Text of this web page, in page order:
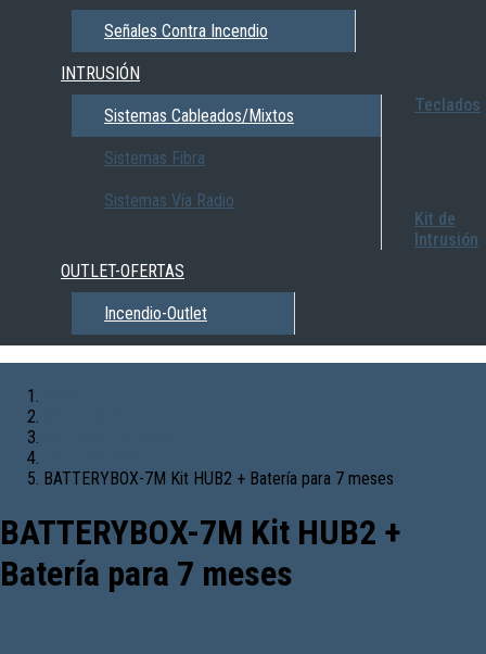
Señales Contra Incendio
INTRUSIÓN
Sistemas Cableados/Mixtos
Sistemas Fibra
Sistemas Vía Radio
Teclados
Kit de
Intrusión
OUTLET-OFERTAS
Incendio-Outlet
BATTERYBOX-7M Kit HUB2 + Batería para 7 meses
BATTERYBOX-7M Kit HUB2 +
Batería para 7 meses